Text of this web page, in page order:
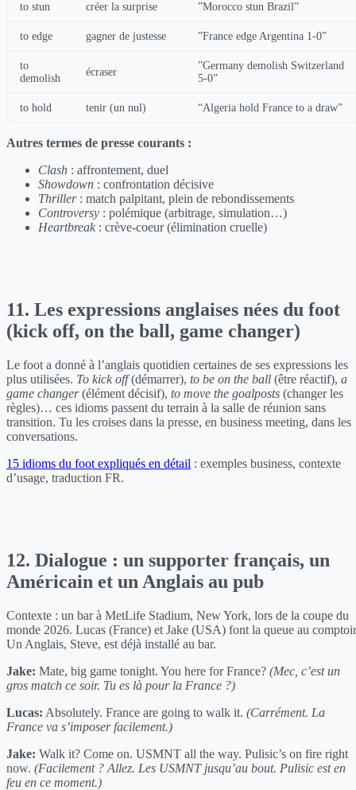
to stun créer la surprise ”Morocco stun Brazil”
to edge gagner de justesse ”France edge Argentina 1-0”
to
demolish
écraser
”Germany demolish Switzerland
5-0”
to hold tenir (un nul) “Algeria hold France to a draw”
Autres termes de presse courants :
Clash : affrontement, duel
Showdown : confrontation décisive
Thriller: match palpitant, plein de rebondissements
Controversy : polémique (arbitrage, simulation…)
Heartbreak : crève-coeur (élimination cruelle)
11. Les expressions anglaises nées du foot
(kick off, on the ball, game changer)
Le foot a donné à l’anglais quotidien certaines de ses expressions les
plus utilisées. To kick off(démarrer), to be on the ball (être réactif), a
game changer(élément décisif), to move the goalposts (changer les
règles)… ces idioms passent du terrain à la salle de réunion sans
transition. Tu les croises dans la presse, en business meeting, dans les
conversations.
15 idioms du foot expliqués en détail : exemples business, contexte
d’usage, traduction FR.
12. Dialogue : un supporter français, un
Américain et un Anglais au pub
Contexte : un bar à MetLife Stadium, New York, lors de la coupe du
monde 2026. Lucas (France) et Jake (USA) font la queue au
Un Anglais, Steve, est déjà installé au bar.
Jake: Mate, big game tonight. You here for France? (Mec, c’est un
gros match ce soir. Tu es là pour la France ?)
Lucas: Absolutely. France are going to walk it. (Carrément. La
France va s’imposer facilement.)
Jake: Walk it? Come on. USMNT all the way. Pulisic’s on fire right
now. (Facilement ? Allez. Les USMNT jusqu’au bout. Pulisic est en
feu en ce moment.)